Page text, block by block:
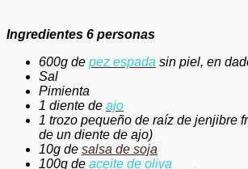
Ingredientes 6 personas
600g de pez espada sin piel, en
Sal
Pimienta
1 diente de ajo
1 trozo pequeño de raíz de jenjibre
de un diente de ajo)
10g de salsa de soja
100g de aceite de oliva